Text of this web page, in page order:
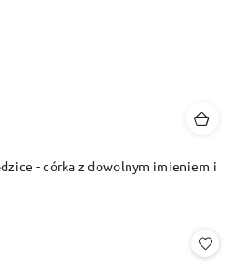
- córka z dowolnym imieniem i